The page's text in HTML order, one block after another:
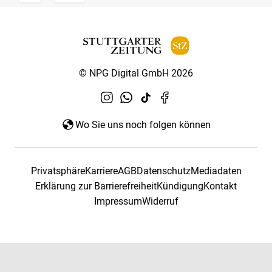
© NPG Digital GmbH 2026
Wo Sie uns noch folgen können
PrivatsphäreKarriereAGBDatenschutzMediadaten
Erklärung zur BarrierefreiheitKündigungKontakt
ImpressumWiderruf